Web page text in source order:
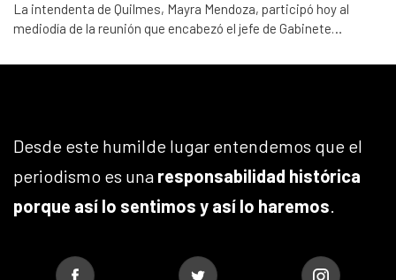
La intendenta de Quilmes, Mayra Mendoza, participó hoy al
mediodía de la reunión que encabezó el jefe de Gabinete…
Desde este humilde lugar entendemos que el
periodismo es una responsabilidad histórica
porque así lo sentimos y así lo haremos.